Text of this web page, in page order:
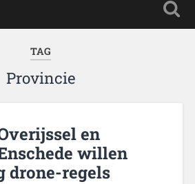
TAG
Provincie
en
willen
drone-regels